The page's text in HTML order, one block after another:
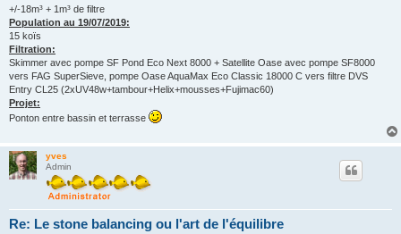
+/-18m³ + 1m³ de filtre
Population au 19/07/2019:
15 koïs
Filtration:
Skimmer avec pompe SF Pond Eco Next 8000 + Satellite Oase avec pompe SF8000
vers FAG SuperSieve, pompe Oase AquaMax Eco Classic 18000 C vers filtre DVS
Entry CL25 (2xUV48w+tambour+Helix+mousses+Fujimac60)
Projet:
Ponton entre bassin et terrasse
yves
Admin
Re: Le stone balancing ou l'art de l'équilibre